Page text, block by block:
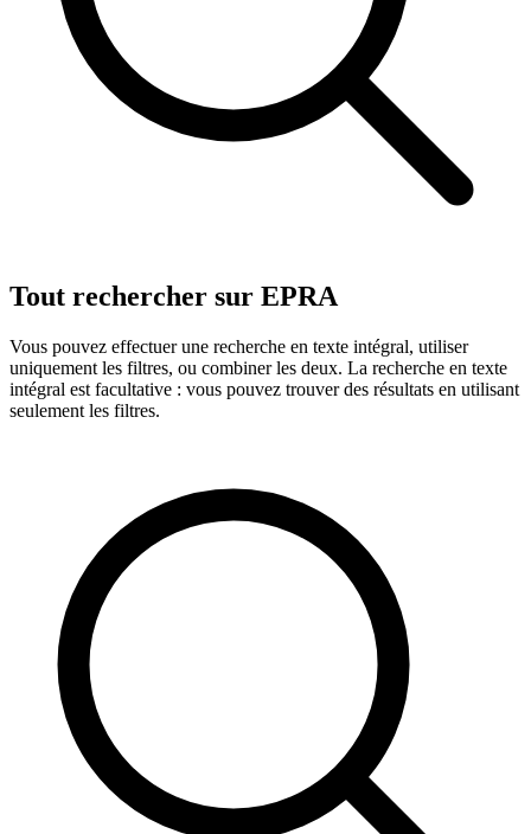
Tout rechercher sur EPRA
Vous pouvez effectuer une recherche en texte intégral, utiliser
uniquement les filtres, ou combiner les deux. La recherche en texte
intégral est facultative : vous pouvez trouver des résultats en utilisant
seulement les filtres.